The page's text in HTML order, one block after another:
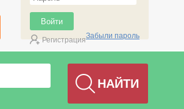
РегистрацияЗабыли пароль